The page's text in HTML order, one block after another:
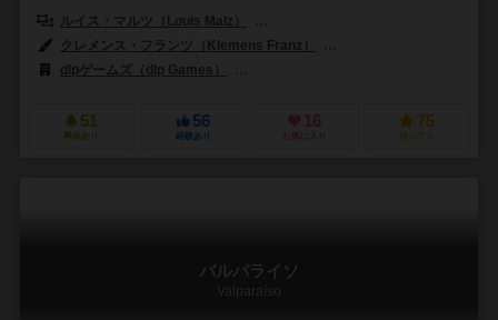
ルイス・マルツ（Louis Malz）
クレメンス・フランツ（Klemens Franz）
dlpゲームズ（dlp Games）
51
興味あり
56
経験あり
16
お気に入り
75
持ってる
バルパライソ
Valparaíso